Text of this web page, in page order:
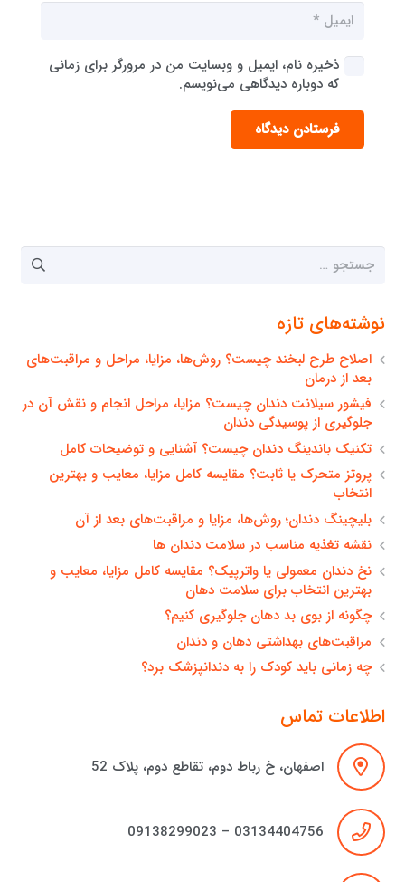
ذخیره نام، ایمیل و وبسایت من در مرورگر برای زمانی
که دوباره دیدگاهی می‌نویسم.
فرستادن دیدگاه
جستجو
نوشته‌های تازه
اصلاح طرح لبخند چیست؟ روش‌ها، مزایا، مراحل و مراقبت‌های
بعد از درمان
فیشور سیلانت دندان چیست؟ مزایا، مراحل انجام و نقش آن در
جلوگیری از پوسیدگی دندان
تکنیک باندینگ دندان چیست؟ آشنایی و توضیحات کامل
پروتز متحرک یا ثابت؟ مقایسه کامل مزایا، معایب و بهترین
انتخاب
بلیچینگ دندان؛ روش‌ها، مزایا و مراقبت‌های بعد از آن
نقشه تغذیه مناسب در سلامت دندان ها
نخ دندان معمولی یا واترپیک؟ مقایسه کامل مزایا، معایب و
بهترین انتخاب برای سلامت دهان
چگونه از بوی بد دهان جلوگیری کنیم؟
مراقبت‌های بهداشتی دهان و دندان
چه زمانی باید کودک را به دندانپزشک برد؟
اطلاعات تماس
اصفهان، خ رباط دوم، تقاطع دوم، پلاک 52
03134404756 – 09138299023